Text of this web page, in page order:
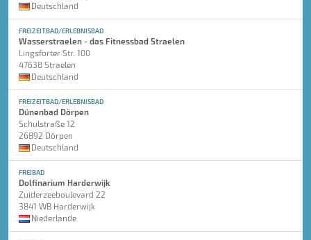
Deutschland
FREIZEITBAD/ERLEBNISBAD
Wasserstraelen - das Fitnessbad Straelen
Lingsforter Str. 100
47638 Straelen
Deutschland
FREIZEITBAD/ERLEBNISBAD
Dünenbad Dörpen
Schulstraße 12
26892 Dörpen
Deutschland
FREIBAD
Dolfinarium Harderwijk
Zuiderzeeboulevard 22
3841 WB Harderwijk
Niederlande